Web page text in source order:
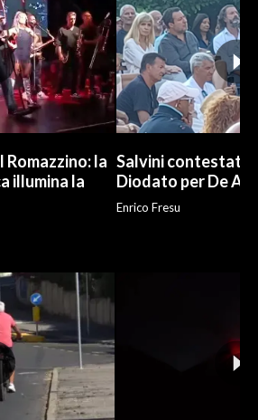
Romazzino: la
illumina la
Salvini contestato
Diodato per De
Enrico Fresu